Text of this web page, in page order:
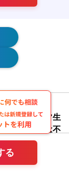
る
事など、日常生
あれば経験は不
援事業を主軸
展開する福